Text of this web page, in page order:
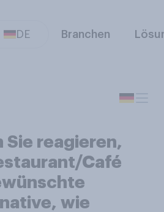
DE Branchen
Sie reagieren,
Café
wie